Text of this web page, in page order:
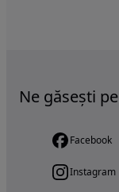
Ne găsești pe
Facebook
Instagram